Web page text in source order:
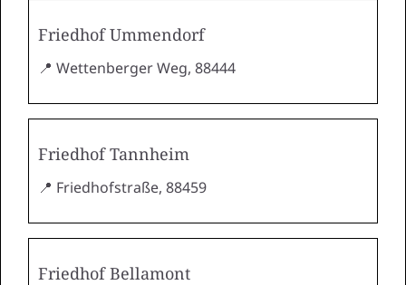
Friedhof Ummendorf
📍 Wettenberger Weg, 88444
Friedhof Tannheim
📍 Friedhofstraße, 88459
Friedhof Bellamont